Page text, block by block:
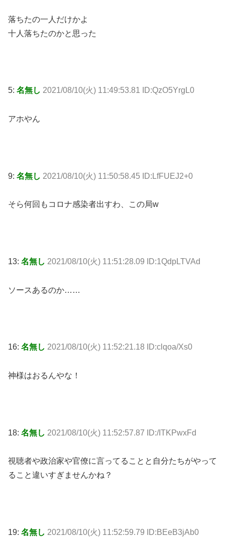
落ちたの一人だけかよ
十人落ちたのかと思った
5: 名無し 2021/08/10(火) 11:49:53.81 ID:QzO5YrgL0
アホやん
9: 名無し 2021/08/10(火) 11:50:58.45 ID:LfFUEJ2+0
そら何回もコロナ感染者出すわ、この局w
13: 名無し 2021/08/10(火) 11:51:28.09 ID:1QdpLTVAd
ソースあるのか……
16: 名無し 2021/08/10(火) 11:52:21.18 ID:clqoa/Xs0
神様はおるんやな！
18: 名無し 2021/08/10(火) 11:52:57.87 ID:/ITKPwxFd
視聴者や政治家や官僚に言ってることと自分たちがやって
ること違いすぎませんかね？
19: 名無し 2021/08/10(火) 11:52:59.79 ID:BEeB3jAb0